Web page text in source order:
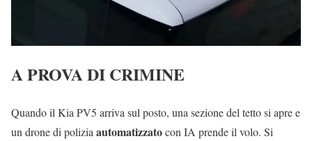
A PROVA DI CRIMINE
Quando il Kia PV5 arriva sul posto, una sezione del tetto si apre e
un drone di poliziaautomatizzatocon IA prende il volo. Si